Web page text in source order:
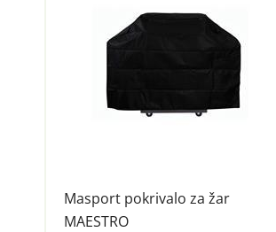
Masport pokrivalo za žar
MAESTRO